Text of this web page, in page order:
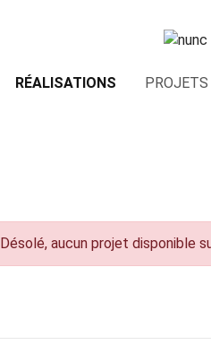
RÉALISATIONS PROJETS
Désolé, aucun projet disponible